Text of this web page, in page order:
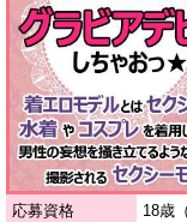
応募資格 18歳